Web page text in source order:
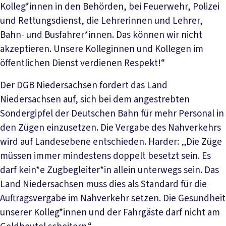
Kolleg*innen in den Behörden, bei Feuerwehr, Polizei
und Rettungsdienst, die Lehrerinnen und Lehrer,
Bahn- und Busfahrer*innen. Das können wir nicht
akzeptieren. Unsere Kolleginnen und Kollegen im
öffentlichen Dienst verdienen Respekt!“
Der DGB Niedersachsen fordert das Land
Niedersachsen auf, sich bei dem angestrebten
Sondergipfel der Deutschen Bahn für mehr Personal in
den Zügen einzusetzen. Die Vergabe des Nahverkehrs
wird auf Landesebene entschieden. Harder: „Die Züge
müssen immer mindestens doppelt besetzt sein. Es
darf kein*e Zugbegleiter*in allein unterwegs sein. Das
Land Niedersachsen muss dies als Standard für die
Auftragsvergabe im Nahverkehr setzen. Die Gesundheit
unserer Kolleg*innen und der Fahrgäste darf nicht am